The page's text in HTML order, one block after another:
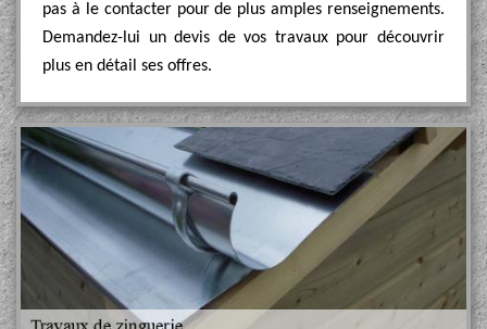
pas à le contacter pour de plus amples renseignements.
Demandez-lui un devis de vos travaux pour découvrir
plus en détail ses offres.